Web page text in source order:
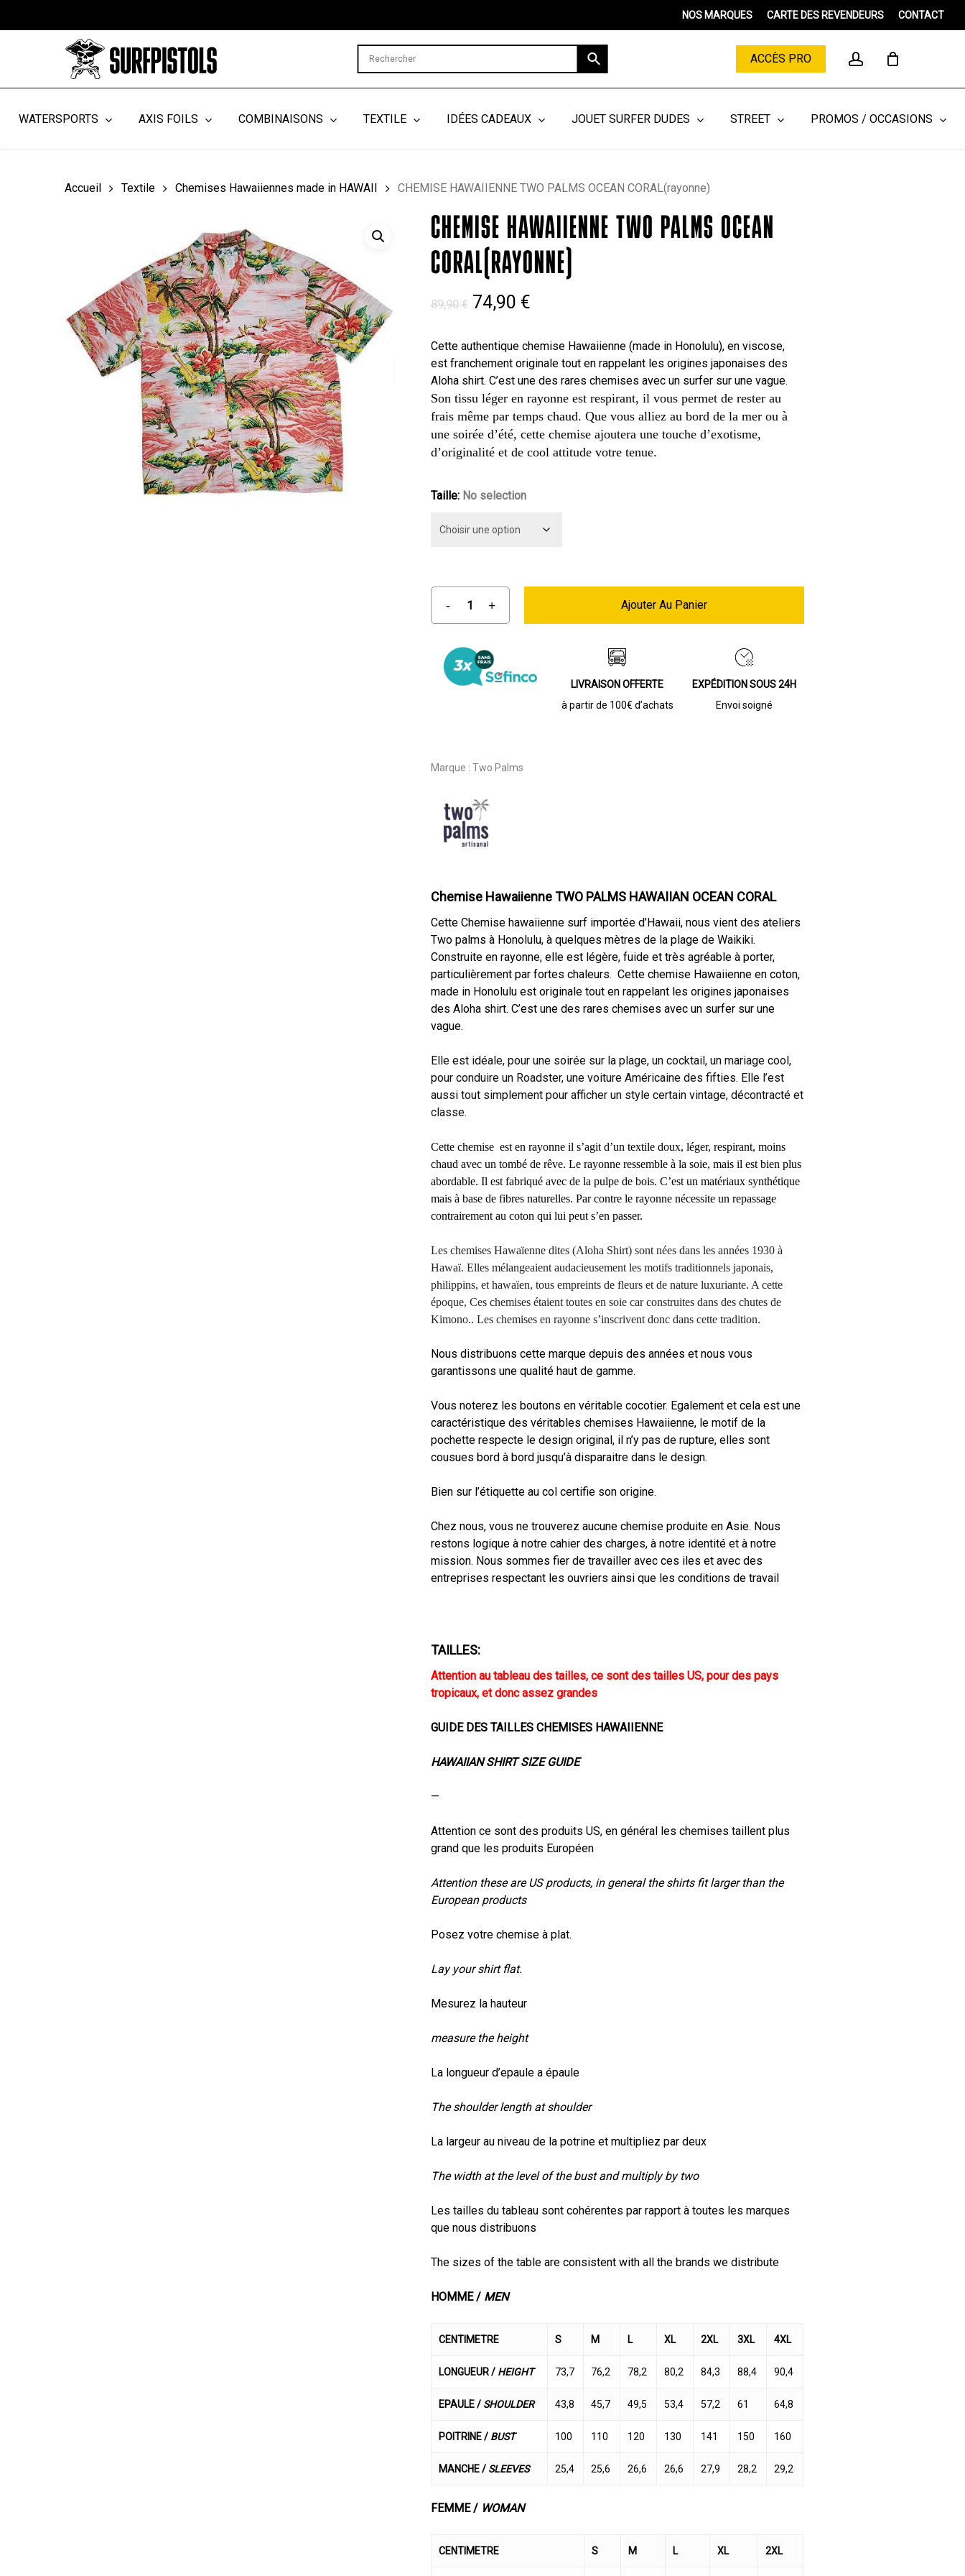
NOS MARQUES CARTE DES REVENDEURS CONTACT
ACCÈS PRO account
WATERSPORTS AXIS FOILS COMBINAISONS TEXTILE IDÉES CADEAUX JOUET SURFER DUDES STREET PROMOS / OCCASIONS
Cart Close
Votre panier est vide.
Accueil Textile Chemises Hawaiiennes made in HAWAII CHEMISE HAWAIIENNE TWO PALMS OCEAN CORAL(rayonne)
CHEMISE HAWAIIENNE TWO PALMS OCEAN
CORAL(RAYONNE)
89,90€ Le
initial
était :
89,90 €.
74,90 €Le
actuel
est :
74,90 €.
Cette authentique chemise Hawaiienne (made in Honolulu), en viscose,
est franchement originale tout en rappelant les origines japonaises des
Aloha shirt. C’est une des rares chemises avec un surfer sur une vague.
Son tissu léger en rayonne est respirant, il vous permet de rester au
frais même par temps chaud. Que vous alliez au bord de la mer ou à
une soirée d’été, cette chemise ajoutera une touche d’exotisme,
d’originalité et de cool attitude votre tenue.
Taille: No selection
Ajouter Au Panier
LIVRAISON OFFERTE
à partir de 100€ d’achats
EXPÉDITION SOUS 24H
Envoi soigné
Marque : Two Palms
Chemise Hawaiienne TWO PALMS HAWAIIAN OCEAN CORAL
Cette Chemise hawaiienne surf importée d’Hawaii, nous vient des ateliers
Two palms à Honolulu, à quelques mètres de la plage de Waikiki.
Construite en rayonne, elle est légère, fuide et très agréable à porter,
particulièrement par fortes chaleurs. Cette chemise Hawaiienne en coton,
made in Honolulu est originale tout en rappelant les origines japonaises
des Aloha shirt. C’est une des rares chemises avec un surfer sur une
vague.
Elle est idéale, pour une soirée sur la plage, un cocktail, un mariage cool,
pour conduire un Roadster, une voiture Américaine des fifties. Elle l’est
aussi tout simplement pour afficher un style certain vintage, décontracté et
classe.
Cette chemise est en rayonne il s’agit d’un textile doux, léger, respirant, moins
chaud avec un tombé de rêve. Le rayonne ressemble à la soie, mais il est bien plus
abordable. Il est fabriqué avec de la pulpe de bois. C’est un matériaux synthétique
mais à base de fibres naturelles. Par contre le rayonne nécessite un repassage
contrairement au coton qui lui peut s’en passer.
Les chemises Hawaïenne dites (Aloha Shirt) sont nées dans les années 1930 à
Hawaï. Elles mélangeaient audacieusement les motifs traditionnels japonais,
philippins, et hawaïen, tous empreints de fleurs et de nature luxuriante. A cette
époque, Ces chemises étaient toutes en soie car construites dans des chutes de
Kimono.. Les chemises en rayonne s’inscrivent donc dans cette tradition.
Nous distribuons cette marque depuis des années et nous vous
garantissons une qualité haut de gamme.
Vous noterez les boutons en véritable cocotier. Egalement et cela est une
caractéristique des véritables chemises Hawaiienne, le motif de la
pochette respecte le design original, il n’y pas de rupture, elles sont
cousues bord à bord jusqu’à disparaitre dans le design.
Bien sur l’étiquette au col certifie son origine.
Chez nous, vous ne trouverez aucune chemise produite en Asie. Nous
restons logique à notre cahier des charges, à notre identité et à notre
mission. Nous sommes fier de travailler avec ces iles et avec des
entreprises respectant les ouvriers ainsi que les conditions de travail
TAILLES:
Attention au tableau des tailles, ce sont des tailles US, pour des pays
tropicaux, et donc assez grandes
GUIDE DES TAILLES CHEMISES HAWAIIENNE
HAWAIIAN SHIRT SIZE GUIDE
—
Attention ce sont des produits US, en général les chemises taillent plus
grand que les produits Européen
Attention these are US products, in general the shirts fit larger than the
European products
Posez votre chemise à plat.
Lay your shirt flat.
Mesurez la hauteur
measure the height
La longueur d’epaule a épaule
The shoulder length at shoulder
La largeur au niveau de la potrine et multipliez par deux
The width at the level of the bust and multiply by two
Les tailles du tableau sont cohérentes par rapport à toutes les marques
que nous distribuons
The sizes of the table are consistent with all the brands we distribute
HOMME /MEN
CENTIMETRE S M L XL 2XL 3XL 4XL
LONGUEUR / HEIGHT 73,7 76,2 78,2 80,2 84,3 88,4 90,4
EPAULE / SHOULDER 43,8 45,7 49,5 53,4 57,2 61 64,8
POITRINE / BUST 100 110 120 130 141 150 160
MANCHE / SLEEVES 25,4 25,6 26,6 26,6 27,9 28,2 29,2
FEMME / WOMAN
CENTIMETRE S M L XL 2XL
Menu